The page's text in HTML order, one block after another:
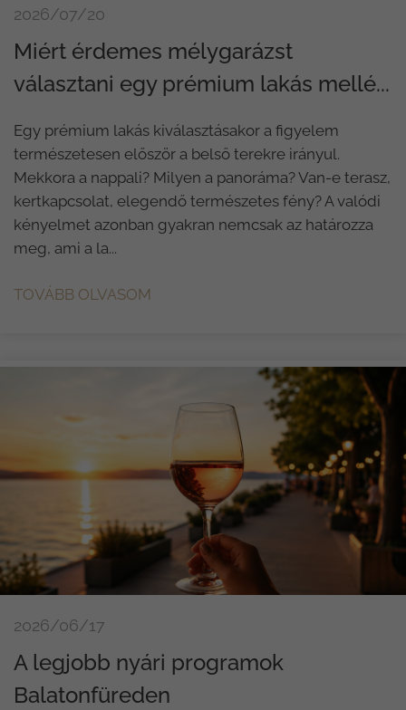
2026/07/20
Miért érdemes mélygarázst
választani egy prémium lakás mellé...
Egy prémium lakás kiválasztásakor a figyelem
természetesen először a belső terekre irányul.
Mekkora a nappali? Milyen a panoráma? Van-e terasz,
kertkapcsolat, elegendő természetes fény? A valódi
kényelmet azonban gyakran nemcsak az határozza
meg, ami a la...
TOVÁBB OLVASOM
2026/06/17
A legjobb nyári programok
Balatonfüreden